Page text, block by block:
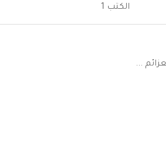
الكتب 1
...